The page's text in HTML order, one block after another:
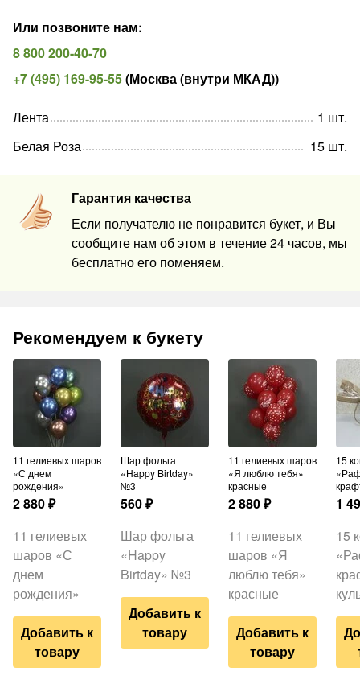
Или позвоните нам:
8 800 200-40-70
+7 (495) 169-95-55(Москва (внутри МКАД))
Гарантия качества
Если получателю не понравится букет, и Вы
сообщите нам об этом в течение 24 часов, мы
бесплатно его поменяем.
Лента 1 шт.
Белая Роза
15 шт.
Рекомендуем к букету
11 гелиевых шаров
«С днем
рождения»
2 880₽
11 гелиевых
шаров «С
днем
рождения»
Добавить к
товару
Шар фольга
«Happy Birtday»
№3
560₽
Шар фольга
«Happy
Birtday» №3
Добавить к
товару
11 гелиевых шаров
«Я люблю тебя»
красные
2 880₽
11 гелиевых
шаров «Я
люблю тебя»
красные
Добавить к
товару
15 конфет
1
15